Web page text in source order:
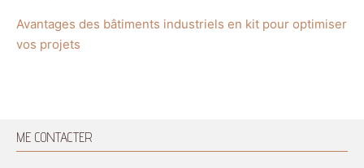
Avantages des bâtiments industriels en kit pour optimiser
vos projets
ME CONTACTER